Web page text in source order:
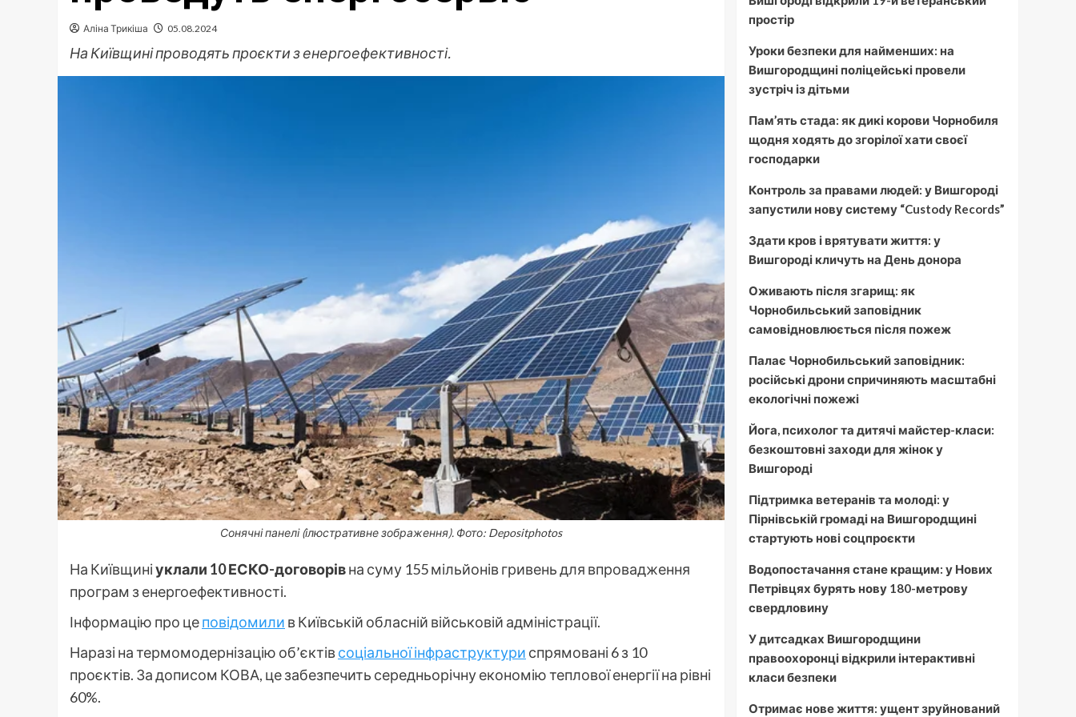
Аліна Трикіша 05.08.2024
На Київщині проводять проєкти з енергоефективності.
Сонячні панелі (ілюстративне зображення). Фото: Depositphotos
На Київщиніуклали 10 ЕСКО-договорівна суму 155 мільйонів гривень для впровадження
програм з енергоефективності.
Інформацію про цеповідомили в Київській обласній військовій адміністрації.
Наразі на термомодернізацію об’єктівсоціальної інфраструктури спрямовані 6 з 10
проєктів. За дописом КОВА, це забезпечить середньорічну економію теплової енергії на рівні
60%.
простір
Уроки безпеки для найменших: на
Вишгородщині поліцейські провели
зустріч із дітьми
Пам’ять стада: як дикі корови Чорнобиля
щодня ходять до згорілої хати своєї
господарки
Контроль за правами людей: у Вишгороді
запустили нову систему “Custody Records”
Здати кров і врятувати життя: у
Вишгороді кличуть на День донора
Оживають після згарищ: як
Чорнобильський заповідник
самовідновлюється після пожеж
Палає Чорнобильський заповідник:
російські дрони спричиняють масштабні
екологічні пожежі
Йога, психолог та дитячі майстер-класи:
безкоштовні заходи для жінок у
Вишгороді
Підтримка ветеранів та молоді: у
Пірнівській громаді на Вишгородщині
стартують нові соцпроєкти
Водопостачання стане кращим: у Нових
Петрівцях бурять нову 180-метрову
свердловину
У дитсадках Вишгородщини
правоохоронці відкрили інтерактивні
класи безпеки
Отримає нове життя: ущент зруйнований